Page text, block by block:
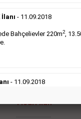
satım, duyuru, mini
Gazetelerin tirajını
gelirlerinin de önemli
sarı sayfa eleman
şartı aranmamaktadır.
Bilgi & İlan Örnekleri
Ticari İlan
- 11.09.2018
Bahçelievler 220m2,
- 11.09.2018
mağaza.